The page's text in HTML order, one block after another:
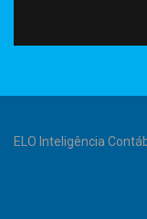
ELO Inteligência